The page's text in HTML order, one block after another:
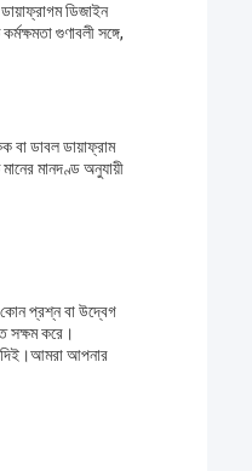
ডিজাইন
গুণাবলী সঙ্গে,
বা ডাবল ডায়াফ্রাম
মানদণ্ড অনুযায়ী
প্রশ্ন বা উদ্বেগ
সক্ষম করে।
দিই।আমরা আপনার